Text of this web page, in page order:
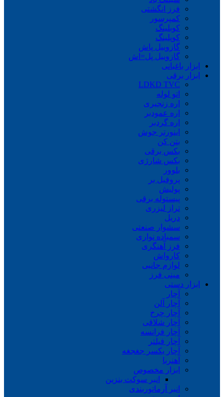
فرز انگشتی
کمپرسور
کوبلینگ
کوپلینگ
گازوییل پاش
گازوییل پل=اش
ابزار باغبانی
ابزار برقی
LDKD TVC
اتو لوله
اره زنجیری
اره عمودبر
اره گردبر
اینورتر جوش
بتن کن
بکس برقی
بکس شارژی
بلوور
پروفیل بر
پولیش
پیستوله برقی
تراز لیزری
دریل
سشوار صنعتی
سمباده نواری
فرز آهنگری
کارواش
لوازم جانبی
مینی فرز
ابزار دستی
آچار
آچار آلن
آچار چرخ
آچار شلاقی
آچار فرانسه
آچار فیلتر
آچار یکسر جغجغه
آهنربا
ابزار مخصوص
انبر سوکت بنزین
انبر آرماتوربندی